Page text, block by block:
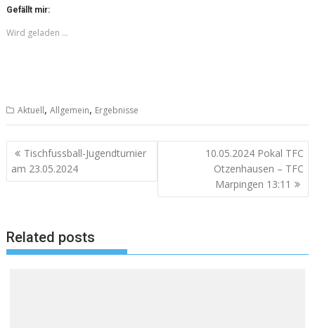
Gefällt mir:
Wird geladen …
Aktuell,Allgemein, Ergebnisse
Beitragsnavigation
Tischfussball-Jugendturnier
am 23.05.2024
10.05.2024 Pokal TFC
Otzenhausen – TFC
Marpingen 13:11
Related posts